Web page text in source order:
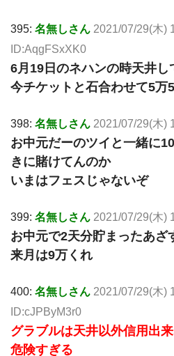
395: 名無しさん 2021/07/29(木)
ID:AqgFSxXK0
6月19日のネハンの時天井し
今チケットと石合わせて5万
398: 名無しさん 2021/07/29(木)
お中元だーのツイと一緒に
きに賭けてんのか
いまはフェスじゃないぞ
399: 名無しさん 2021/07/29(木)
お中元で2天分貯まったあざ
来月は9万くれ
400: 名無しさん 2021/07/29(木)
ID:cJPByM3r0
グラブルは天井以外信用出
危険すぎる